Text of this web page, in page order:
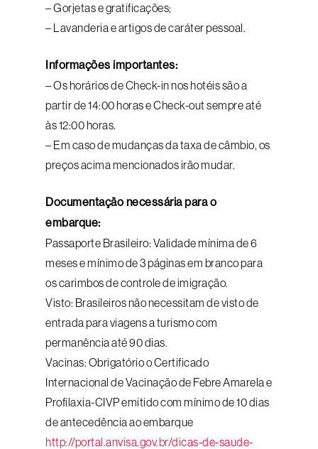
– Gorjetas e gratificações;
– Lavanderia e artigos de caráter pessoal.
Informações importantes:
– Os horários de Check-in nos hotéis são a
partir de 14:00 horas e Check-out sempre até
às 12:00 horas.
– Em caso de mudanças da taxa de câmbio, os
preços acima mencionados irão mudar.
Documentação necessária para o
embarque:
Passaporte Brasileiro: Validade mínima de 6
meses e mínimo de 3 páginas em branco para
os carimbos de controle de imigração.
Visto: Brasileiros não necessitam de visto de
entrada para viagens a turismo com
permanência até 90 dias.
Vacinas: Obrigatório o Certificado
Internacional de Vacinação de Febre Amarela e
Profilaxia-CIVP emitido com mínimo de 10 dias
de antecedência ao embarque
http://portal.anvisa.gov.br/dicas-de-saude-